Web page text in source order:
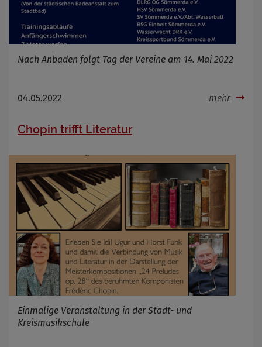
Nach Anbaden folgt Tag der Vereine am 14. Mai 2022
04.05.2022 mehr
Chopin trifft Literatur
Einmalige Veranstaltung in der Stadt- und
Kreismusikschule